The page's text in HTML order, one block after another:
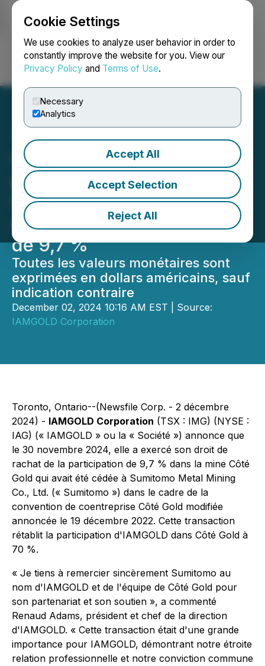
Cookie Settings
We use cookies to analyze user behavior in order to
constantly improve the website for you. View our
Privacy Policy and Terms of Use.
Necessary
Analytics
Accept All
Accept Selection
Reject All
Login Search Français
IAMGOLD rétablit sa
participation dans Côté
Gold à 70 % suivant le
rachat de la participation
de 9,7 %
Toutes les valeurs monétaires sont
exprimées en dollars américains, sauf
indication contraire
December 02, 2024 10:16 AM EST | Source:
IAMGOLD Corporation
Toronto, Ontario--(Newsfile Corp. - 2 décembre
2024) - IAMGOLD Corporation (TSX : IMG) (NYSE :
IAG) (« IAMGOLD » ou la « Société ») annonce que
le 30 novembre 2024, elle a exercé son droit de
rachat de la participation de 9,7 % dans la mine Côté
Gold qui avait été cédée à Sumitomo Metal Mining
Co., Ltd. (« Sumitomo ») dans le cadre de la
convention de coentreprise Côté Gold modifiée
annoncée le 19 décembre 2022. Cette transaction
rétablit la participation d'IAMGOLD dans Côté Gold à
70 %.
« Je tiens à remercier sincèrement Sumitomo au
nom d'IAMGOLD et de l'équipe de Côté Gold pour
son partenariat et son soutien », a commenté
Renaud Adams, président et chef de la direction
d'IAMGOLD. « Cette transaction était d'une grande
importance pour IAMGOLD, démontrant notre étroite
relation professionnelle et notre conviction commune